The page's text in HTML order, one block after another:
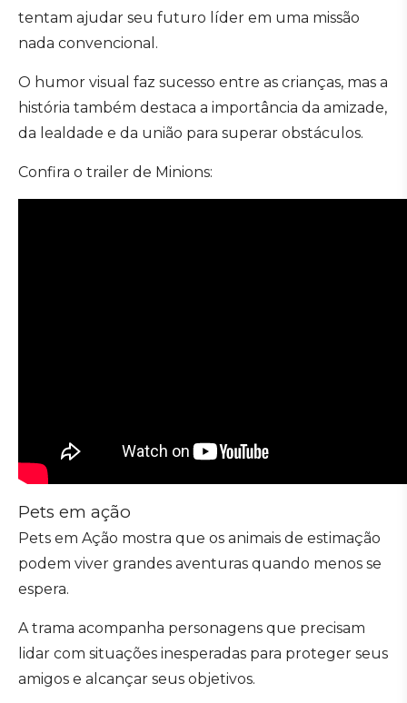
tentam ajudar seu futuro líder em uma missão
nada convencional.
O humor visual faz sucesso entre as crianças, mas a
história também destaca a importância da amizade,
da lealdade e da união para superar obstáculos.
Confira o trailer de Minions:
Pets em ação
Pets em Ação mostra que os animais de estimação
podem viver grandes aventuras quando menos se
espera.
A trama acompanha personagens que precisam
lidar com situações inesperadas para proteger seus
amigos e alcançar seus objetivos.